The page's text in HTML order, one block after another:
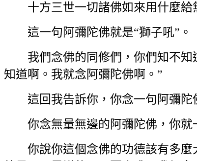
十方三世一切諸佛如來用什麼給
這一句阿彌陀佛就是“獅子吼”。
我們念佛的同修們，你們知不知
知道啊。我就念阿彌陀佛啊。”
這回我告訴你，你念一句阿彌陀
你念無量無邊的阿彌陀佛，你就
你說你這個念佛的功德該有多麼